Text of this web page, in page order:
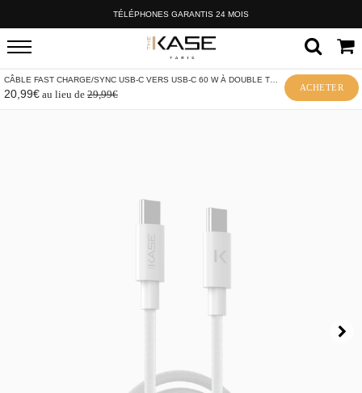
TÉLÉPHONES GARANTIS 24 MOIS
20,99€ au lieu de 29,99€
ACHETER